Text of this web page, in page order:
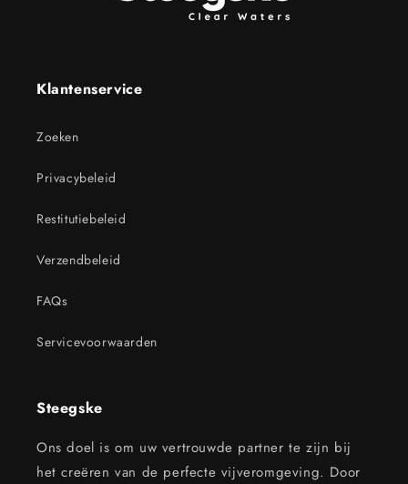
Klantenservice
Zoeken
Privacybeleid
Restitutiebeleid
Verzendbeleid
FAQs
Servicevoorwaarden
Steegske
Ons doel is om uw vertrouwde partner te zijn bij
het creëren van de perfecte vijveromgeving. Door